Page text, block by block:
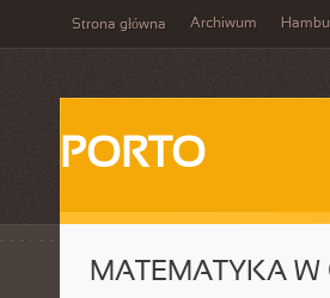
Strona główna Archiwum
PORTO
MATEMATYKA W